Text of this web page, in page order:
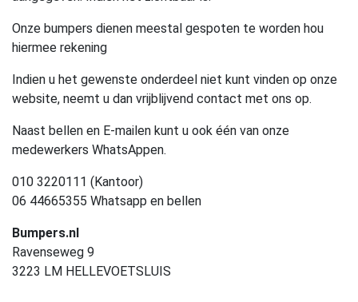
Onze bumpers dienen meestal gespoten te worden hou
hiermee rekening
Indien u het gewenste onderdeel niet kunt vinden op onze
website, neemt u dan vrijblijvend contact met ons op.
Naast bellen en E-mailen kunt u ook één van onze
medewerkers WhatsAppen.
010 3220111 (Kantoor)
06 44665355 Whatsapp en bellen
Bumpers.nl
Ravenseweg 9
3223 LM HELLEVOETSLUIS